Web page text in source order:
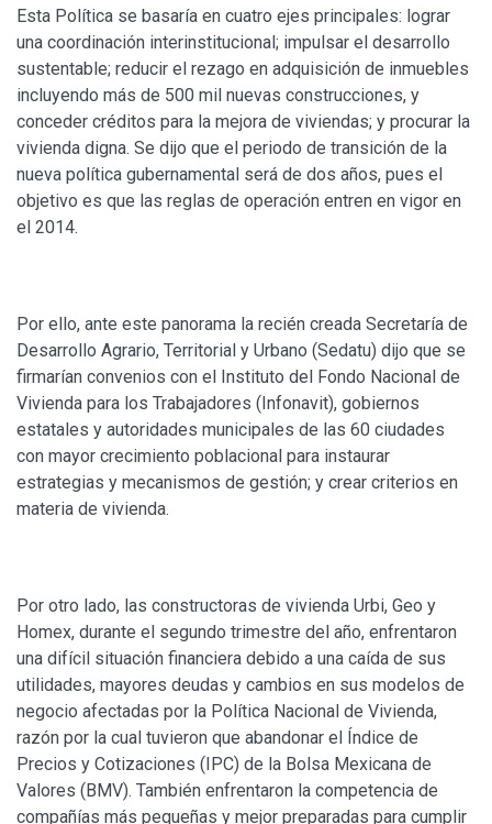
Esta Política se basaría en cuatro ejes principales: lograr
una coordinación interinstitucional; impulsar el desarrollo
sustentable; reducir el rezago en adquisición de inmuebles
incluyendo más de 500 mil nuevas construcciones, y
conceder créditos para la mejora de viviendas; y procurar la
vivienda digna. Se dijo que el periodo de transición de la
nueva política gubernamental será de dos años, pues el
objetivo es que las reglas de operación entren en vigor en
el 2014.
Por ello, ante este panorama la recién creada Secretaría de
Desarrollo Agrario, Territorial y Urbano (Sedatu) dijo que se
firmarían convenios con el Instituto del Fondo Nacional de
Vivienda para los Trabajadores (Infonavit), gobiernos
estatales y autoridades municipales de las 60 ciudades
con mayor crecimiento poblacional para instaurar
estrategias y mecanismos de gestión; y crear criterios en
materia de vivienda.
Por otro lado, las constructoras de vivienda Urbi, Geo y
Homex, durante el segundo trimestre del año, enfrentaron
una difícil situación financiera debido a una caída de sus
utilidades, mayores deudas y cambios en sus modelos de
negocio afectadas por la Política Nacional de Vivienda,
razón por la cual tuvieron que abandonar el Índice de
Precios y Cotizaciones (IPC) de la Bolsa Mexicana de
Valores (BMV). También enfrentaron la competencia de
compañías más pequeñas y mejor preparadas para cumplir